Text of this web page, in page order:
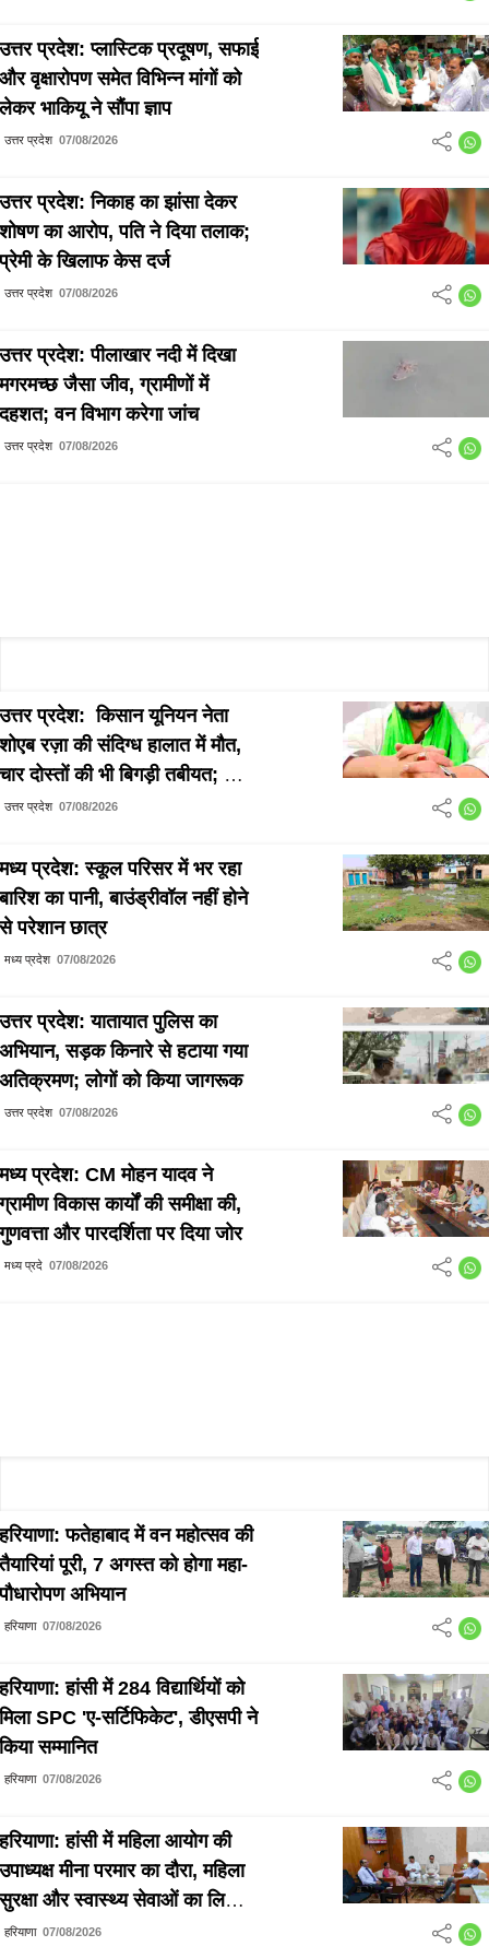
उत्तर प्रदेश: प्लास्टिक प्रदूषण, सफाई
और वृक्षारोपण समेत विभिन्न मांगों को
लेकर भाकियू ने सौंपा ज्ञाप
उत्तर प्रदेश 07/08/2026
उत्तर प्रदेश: निकाह का झांसा देकर
शोषण का आरोप, पति ने दिया तलाक;
प्रेमी के खिलाफ केस दर्ज
उत्तर प्रदेश 07/08/2026
उत्तर प्रदेश: पीलाखार नदी में दिखा
मगरमच्छ जैसा जीव, ग्रामीणों में
दहशत; वन विभाग करेगा जांच
उत्तर प्रदेश 07/08/2026
उत्तर प्रदेश: किसान यूनियन नेता
शोएब रज़ा की संदिग्ध हालात में मौत,
चार दोस्तों की भी बिगड़ी तबीयत; जांच
में जुटी पुलिस
उत्तर प्रदेश 07/08/2026
मध्य प्रदेश: स्कूल परिसर में भर रहा
बारिश का पानी, बाउंड्रीवॉल नहीं होने
से परेशान छात्र
मध्य प्रदेश 07/08/2026
उत्तर प्रदेश: यातायात पुलिस का
अभियान, सड़क किनारे से हटाया गया
अतिक्रमण; लोगों को किया जागरूक
उत्तर प्रदेश 07/08/2026
मध्य प्रदेश: CM मोहन यादव ने
ग्रामीण विकास कार्यों की समीक्षा की,
गुणवत्ता और पारदर्शिता पर दिया जोर
मध्य प्रदे 07/08/2026
हरियाणा: फतेहाबाद में वन महोत्सव की
तैयारियां पूरी, 7 अगस्त को होगा महा-
पौधारोपण अभियान
हरियाणा 07/08/2026
हरियाणा: हांसी में 284 विद्यार्थियों को
मिला SPC 'ए-सर्टिफिकेट', डीएसपी ने
किया सम्मानित
हरियाणा 07/08/2026
हरियाणा: हांसी में महिला आयोग की
उपाध्यक्ष मीना परमार का दौरा, महिला
सुरक्षा और स्वास्थ्य सेवाओं का लिया
जायजा
हरियाणा 07/08/2026